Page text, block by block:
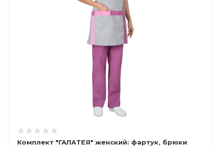
Комплект "ГАЛАТЕЯ" женский: фартук, брюки